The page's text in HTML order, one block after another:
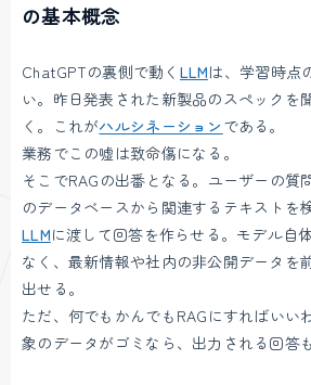
の基本概念
ChatGPTの裏側で動く LLMは、学習時点
い。昨日発表された新製品のスペックを
く。これがハルシネーション である。
業務でこの嘘は致命傷になる。
そこでRAGの出番となる。ユーザーの質
のデータベースから関連するテキストを
LLMに渡して回答を作らせる。モデル自
なく、最新情報や社内の非公開データを
出せる。
ただ、何でもかんでもRAGにすればいい
象のデータがゴミなら、出力される回答